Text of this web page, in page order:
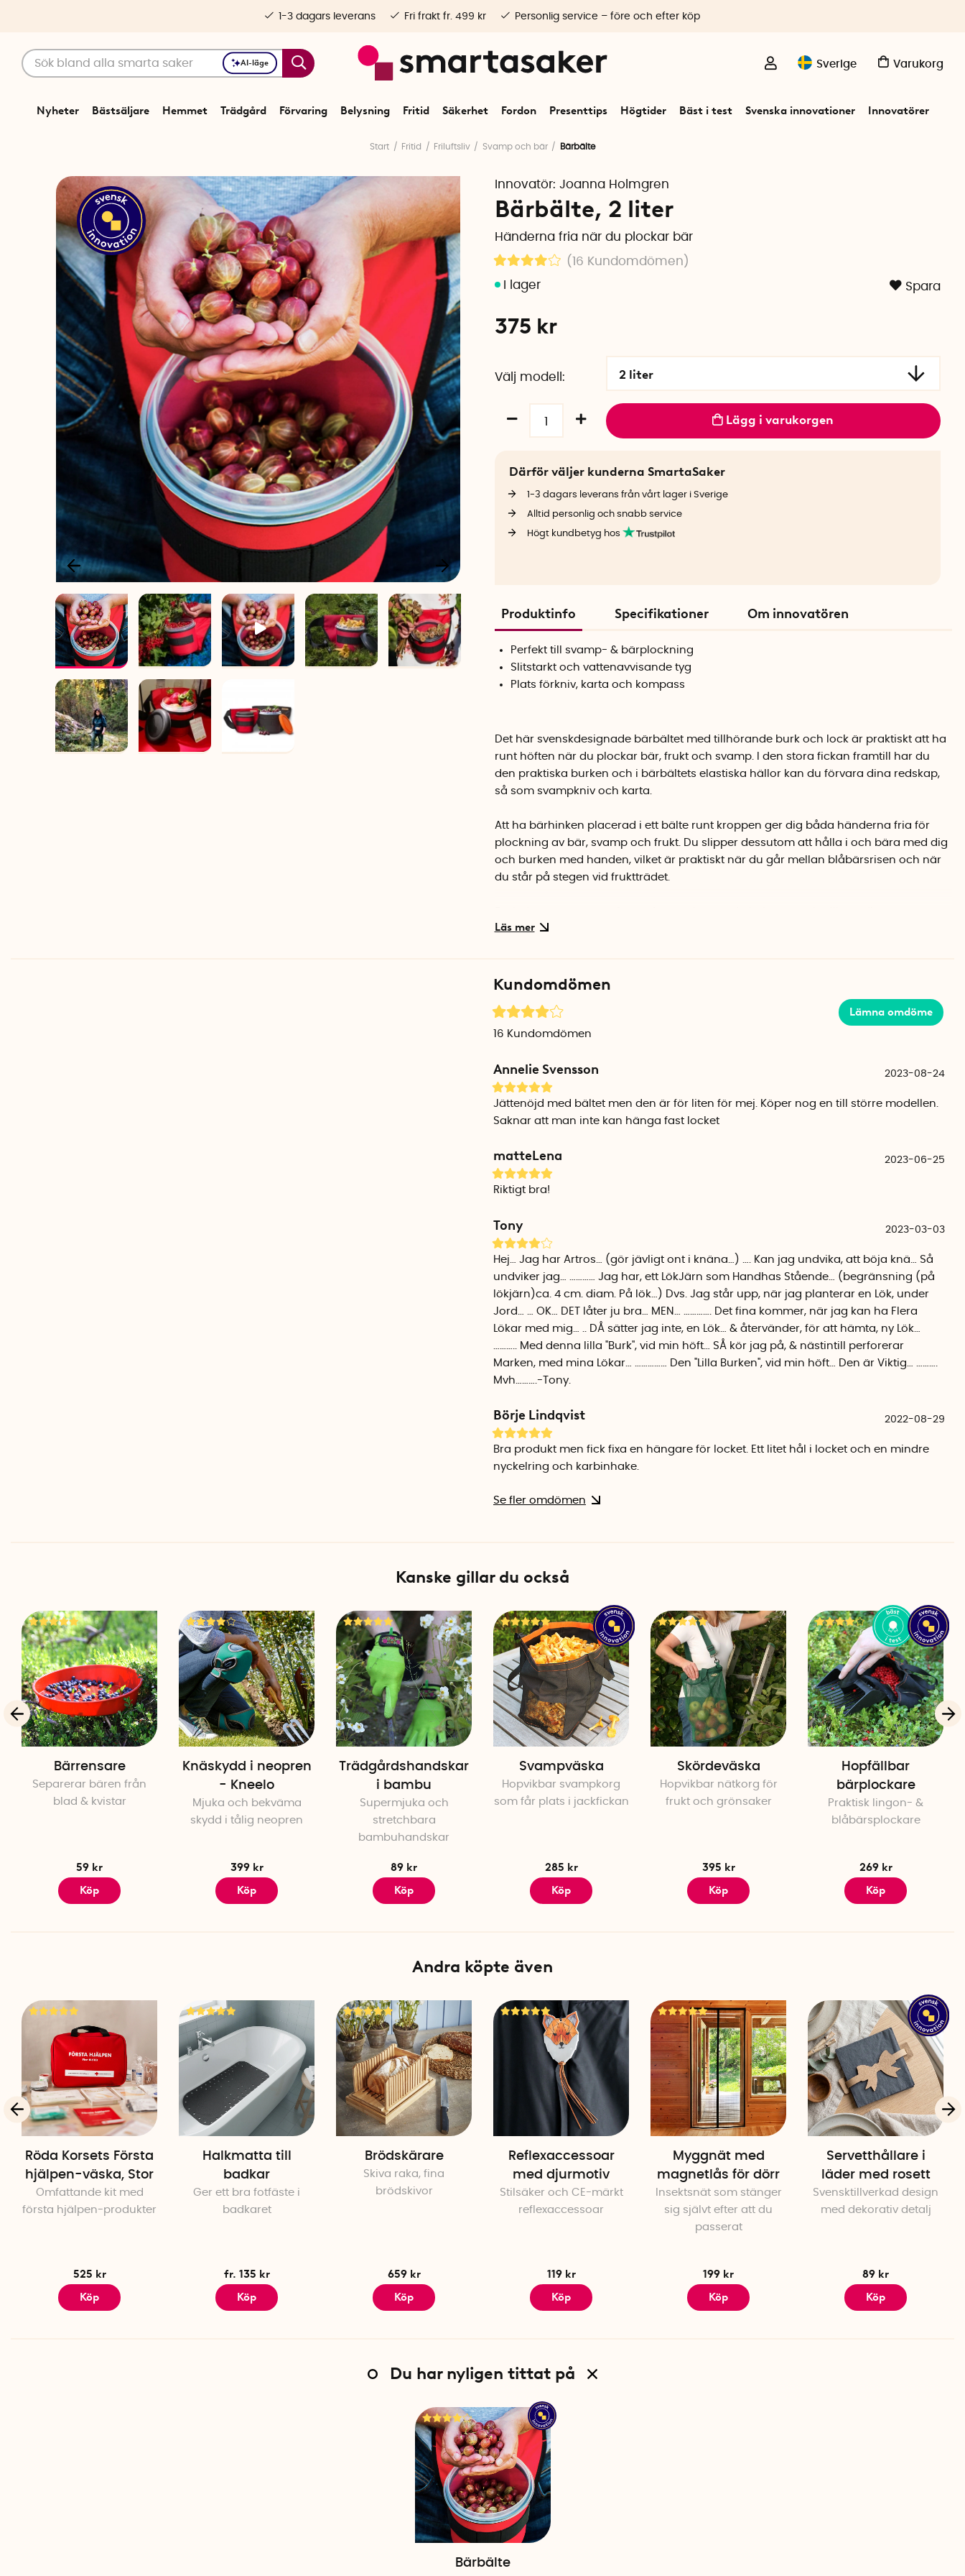
AI-läge Sverige Varukorg
Nyheter Bästsäljare Hemmet Trädgård Förvaring Belysning Fritid Säkerhet Fordon Presenttips Högtider Bäst i test Svenska innovationer Innovatörer
1-3 dagars leverans Fri frakt fr. 499 kr Personlig service – före och efter köp
Start Fritid Friluftsliv Svamp och bär Bärbälte
Innovatör: Joanna Holmgren
Bärbälte, 2 liter
Händerna fria när du plockar bär
(16 Kundomdömen )
Spara
375 kr
Välj modell 2 liter
Lägg i varukorgen
Därför väljer kunderna SmartaSaker
1-3 dagars leverans från vårt lager i Sverige
Alltid personlig och snabb service
Högt kundbetyg hos
Produktinfo Specifikationer Om innovatören
Perfekt till svamp- & bärplockning
Slitstarkt och vattenavvisande tyg
Plats förkniv, karta och kompass
Det här svenskdesignade bärbältet med tillhörande burk och lock är praktiskt att ha
runt höften när du plockar bär, frukt och svamp. I den stora fickan framtill har du
den praktiska burken och i bärbältets elastiska hällor kan du förvara dina redskap,
så som svampkniv och karta.
Att ha bärhinken placerad i ett bälte runt kroppen ger dig båda händerna fria för
plockning av bär, svamp och frukt. Du slipper dessutom att hålla i och bära med dig
och burken med handen, vilket är praktiskt när du går mellan blåbärsrisen och när
du står på stegen vid fruktträdet.
förvaringsburk och båda händerna fria. Så som när du snickrar, hänger tvätt, målar,
Bärbältet levereras komplett med bälte, burk och lock. Det justerbara midjebältet är
sytt i slitstarkt vattenavvisande tyg. Burken och locket är tillverkade i
livemedelsgodkänd polypropen- och polyetenplast. Burken är mikro- och fryståligt
och går bra att diska i maskin.
2 liter med rött bälte
Höjd: 15 cm
Diameter: 14 cm
Bältets maxlängd: 122 cm
Kundomdömen
Lämna omdöme
16 Kundomdömen
Annelie Svensson 2023-08-24
Jättenöjd med bältet men den är för liten för mej. Köper nog en till större modellen.
Saknar att man inte kan hänga fast locket
matteLena 2023-06-25
Riktigt bra!
Tony 2023-03-03
Hej… Jag har Artros… (gör jävligt ont i knäna…) …. Kan jag undvika, att böja knä… Så
undviker jag… ………… Jag har, ett LökJärn som Handhas Stående… (begränsning (på
lökjärn)ca. 4 cm. diam. På lök…) Dvs. Jag står upp, när jag planterar en Lök, under
Jord… … OK… DET låter ju bra… MEN… …………. Det fina kommer, när jag kan ha Flera
Lökar med mig… .. DÅ sätter jag inte, en Lök… & återvänder, för att hämta, ny Lök…
……….. Med denna lilla ''Burk'', vid min höft… SÅ kör jag på, & nästintill perforerar
Marken, med mina Lökar… …………… Den ''Lilla Burken'', vid min höft… Den är Viktig… ……….
Mvh……….-Tony.
Börje Lindqvist 2022-08-29
Bra produkt men fick fixa en hängare för locket. Ett litet hål i locket och en mindre
nyckelring och karbinhake.
Se fler omdömen
Kanske gillar du också
Bärrensare
Separerar bären från
blad & kvistar
59 kr
Köp
Knäskydd i neopren
- Kneelo
Mjuka och bekväma
skydd i tålig neopren
399 kr
Köp
Trädgårdshandskar
i bambu
Supermjuka och
stretchbara
bambuhandskar
89 kr
Köp
Svampväska
Hopvikbar svampkorg
som får plats i jackfickan
285 kr
Köp
Skördeväska
Hopvikbar nätkorg för
frukt och grönsaker
395 kr
Köp
Hopfällbar
bärplockare
Praktisk lingon- &
blåbärsplockare
269 kr
Köp
Andra köpte även
Röda Korsets Första
hjälpen-väska, Stor
Omfattande kit med
första hjälpen-produkter
525 kr
Köp
Halkmatta till
badkar
Ger ett bra fotfäste i
badkaret
fr. 135 kr
Köp
Brödskärare
Skiva raka, fina
brödskivor
659 kr
Köp
Reflexaccessoar
med djurmotiv
Stilsäker och CE-märkt
reflexaccessoar
119 kr
Köp
Myggnät med
magnetlås för dörr
Insektsnät som stänger
sig självt efter att du
passerat
199 kr
Köp
Servetthållare i
läder med rosett
Svensktillverkad design
med dekorativ detalj
89 kr
Köp
Du har nyligen tittat på
Bärbälte